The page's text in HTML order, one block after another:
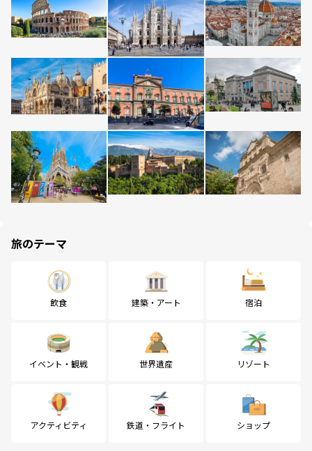
旅のテーマ
飲食 建築・アート 宿泊
イベント・観戦 世界遺産 リゾート
アクティビティ 鉄道・フライト ショップ